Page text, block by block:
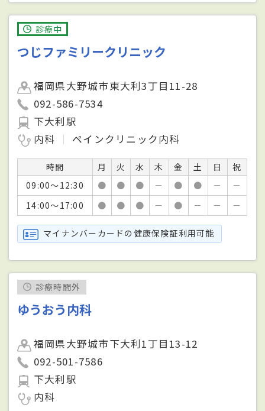
診療中
つじファミリークリニック
福岡県大野城市東大利3丁目11-28
092-586-7534
下大利駅
内科
ペインクリニック内科
時間 月 火 水 木 金 土 日
祝
09:00～12:30
● ● ● － ● ● －
－
14:00～17:00
● ● ● － ● － － －
マイナンバーカードの健康保険証利用可能
診療時間外
ゆうおう内科
福岡県大野城市下大利1丁目13-12
092-501-7586
下大利駅
内科